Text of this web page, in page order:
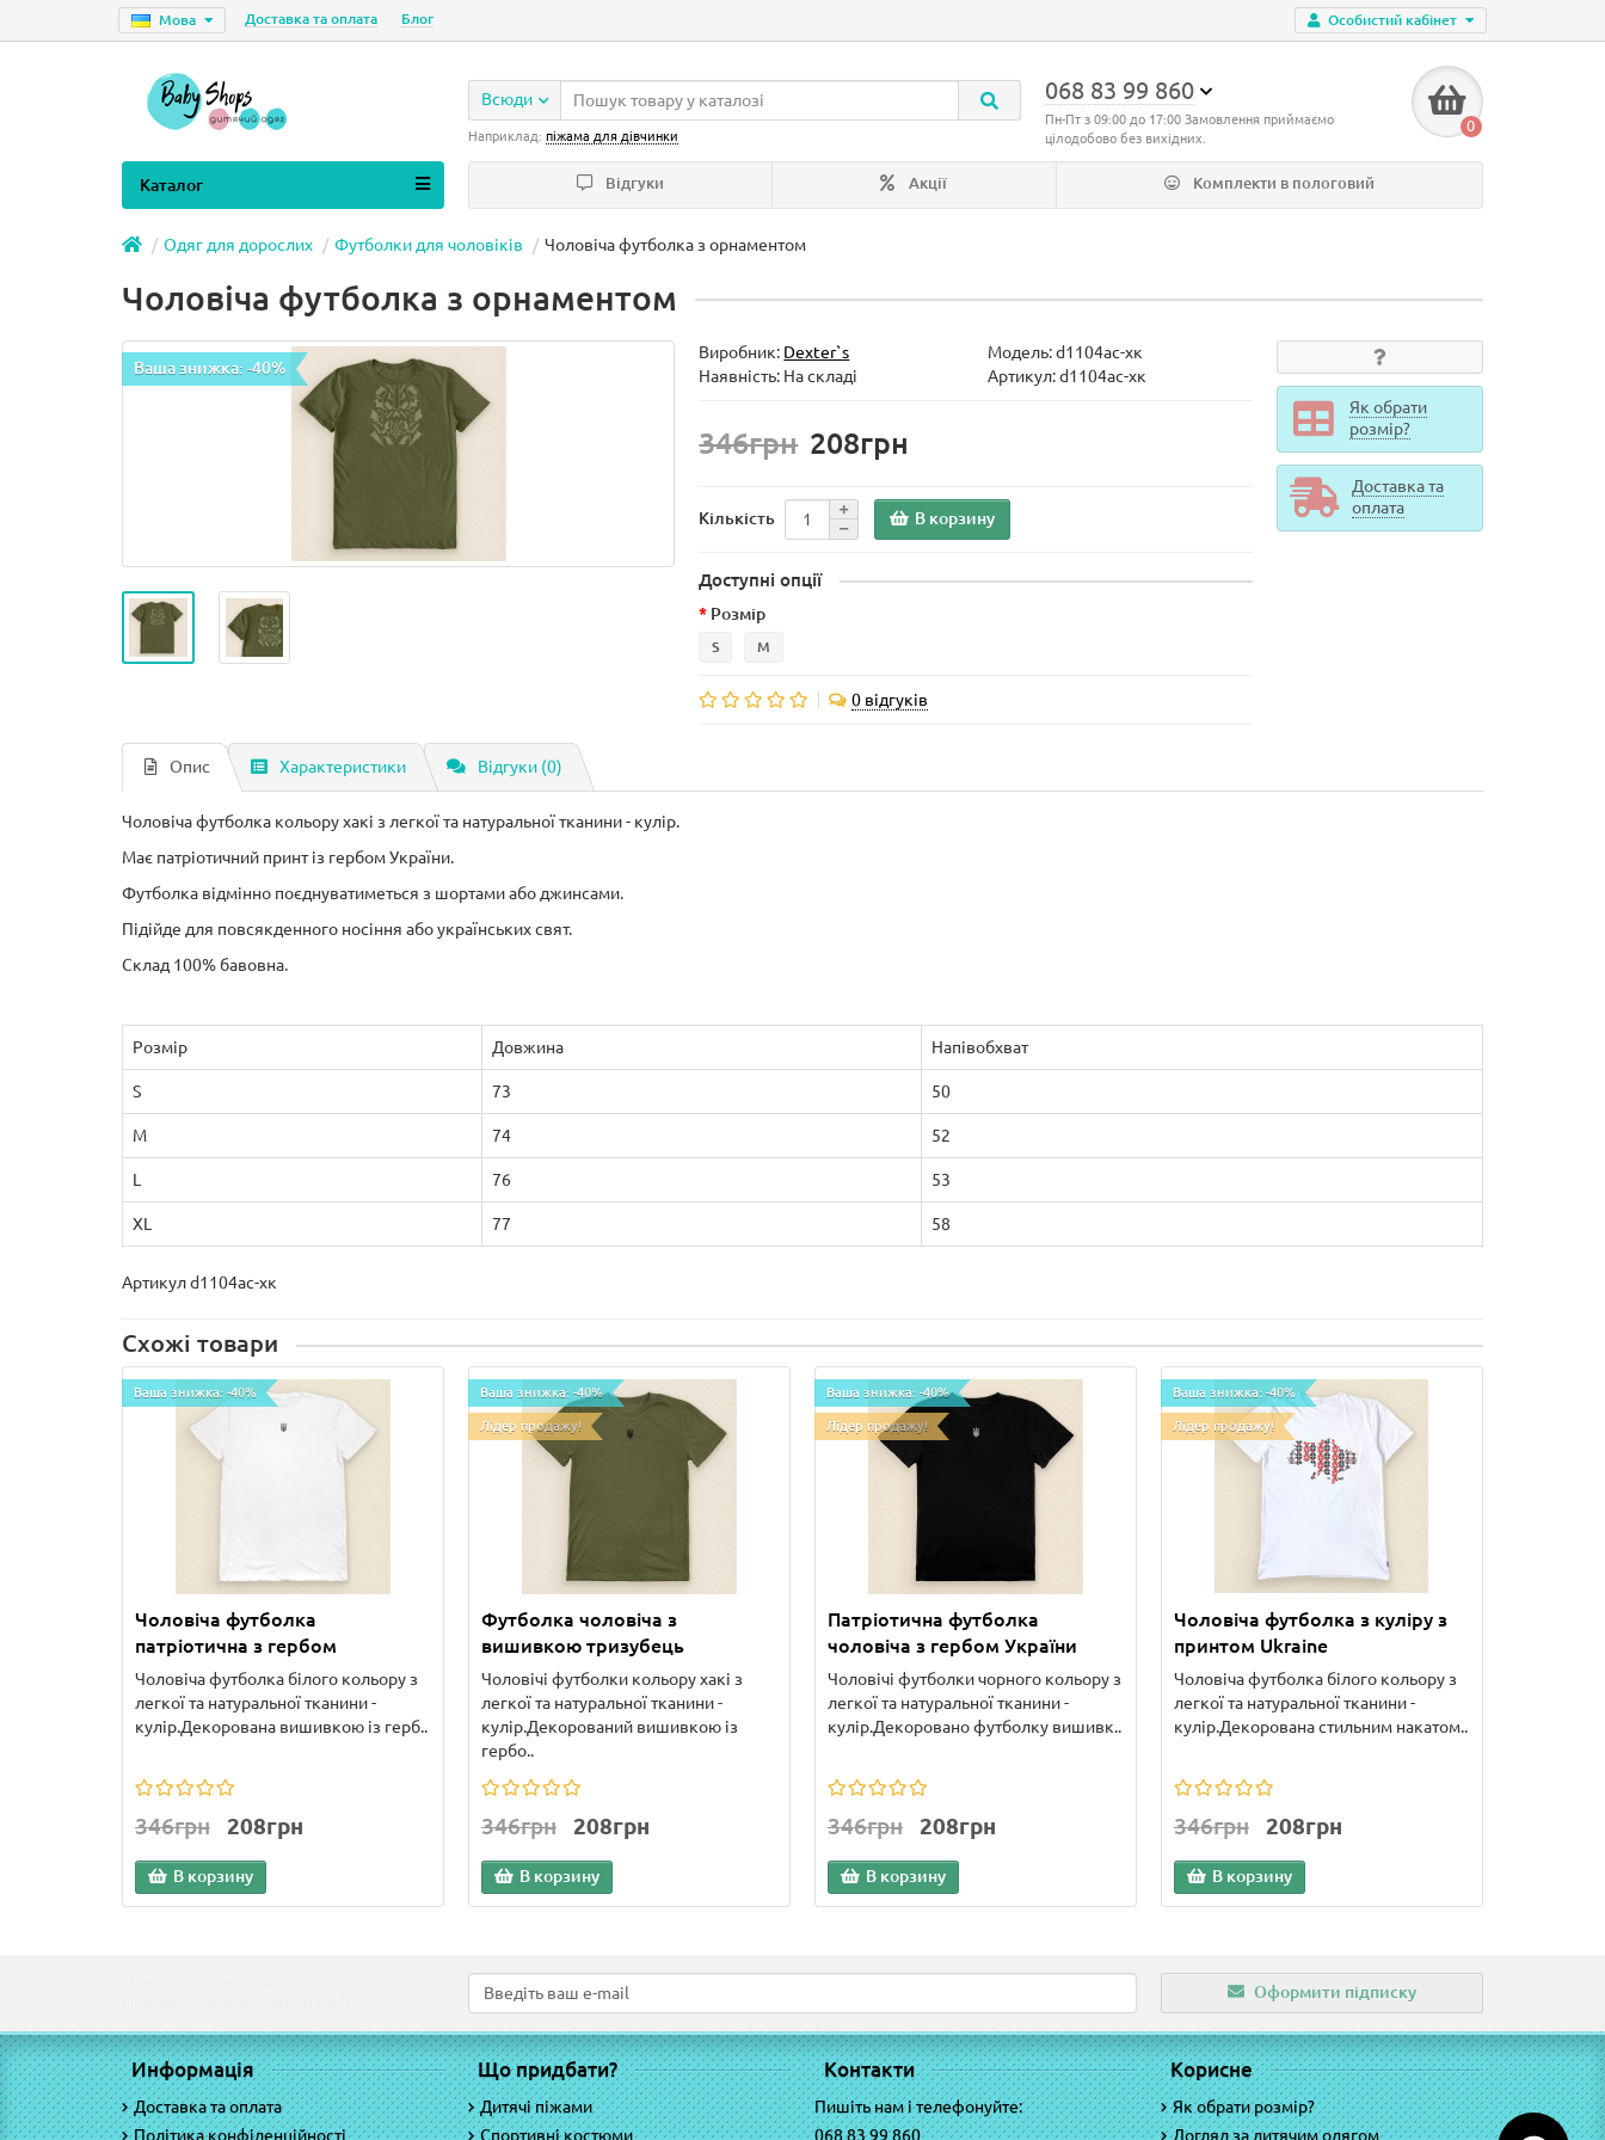
Особистий кабінет
Мова Доставка та оплата Блог
068 83 99 860
Пн-Пт з 09:00 до 17:00 Замовлення приймаємо
цілодобово без вихідних.
0
Всюди
Наприклад: піжама для дівчинки
Відгуки Акції Комплекти в пологовий
Каталог
Одяг для дорослих Футболки для чоловіків Чоловіча футболка з орнаментом
Чоловіча футболка з орнаментом
Ваша знижка: -40%
Виробник: Dexter`s Модель:d1104ас-хк
Наявність: На складі
Артикул: d1104ас-хк
346грн 208грн
Кількість В корзину
Доступні опції
Розмір
S M
0 відгуків
Як обрати
розмір?
Доставка та
оплата
Опис Характеристики Відгуки (0)
Чоловіча футболка кольору хакі з легкої та натуральної тканини - кулір.
Має патріотичний принт із гербом України.
Футболка відмінно поєднуватиметься з шортами або джинсами.
Підійде для повсякденного носіння або українських свят.
Склад 100% бавовна.
Розмір Довжина Напівобхват
S 73 50
M 74 52
L 76 53
XL 77 58
Артикул d1104ас-хк
Схожі товари
Ваша знижка: -40%
Чоловіча футболка
патріотична з гербом
Чоловіча футболка білого кольору з
легкої та натуральної тканини -
кулір.Декорована вишивкою із герб..
346грн 208грн
В корзину
Ваша знижка: -40%
Лідер продажу!
Футболка чоловіча з
вишивкою тризубець
Чоловічі футболки кольору хакі з
легкої та натуральної тканини -
кулір.Декорований вишивкою із
гербо..
346грн 208грн
В корзину
Ваша знижка: -40%
Лідер продажу!
Патріотична футболка
чоловіча з гербом України
Чоловічі футболки чорного кольору з
легкої та натуральної тканини -
кулір.Декоровано футболку вишивк..
346грн 208грн
В корзину
Ваша знижка: -40%
Лідер продажу!
Чоловіча футболка з куліру з
принтом Ukraine
Чоловіча футболка білого кольору з
легкої та натуральної тканини -
кулір.Декорована стильним накатом..
346грн 208грн
В корзину
Оформити підписку
Информація
Доставка та оплата
Політика конфіденційності
Що придбати?
Дитячі піжами
Спортивні костюми
Контакти
Пишіть нам і телефонуйте:
068 83 99 860
Корисне
Як обрати розмір?
Догляд за дитячим одягом